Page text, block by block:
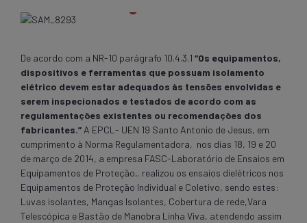
De acordo com a NR-10 parágrafo 10.4.3.1 “Os equipamentos,
dispositivos e ferramentas que possuam isolamento
elétrico devem estar adequados às tensões envolvidas e
serem inspecionados e testados de acordo com as
regulamentações existentes ou recomendações dos
fabricantes.” A EPCL- UEN 19 Santo Antonio de Jesus, em
cumprimento à Norma Regulamentadora, nos dias 18, 19 e 20
de março de 2014, a empresa FASC-Laboratório de Ensaios em
Equipamentos de Proteção,. realizou os ensaios dielétricos nos
Equipamentos de Proteção Individual e Coletivo, sendo estes:
Luvas isolantes, Mangas Isolantes, Cobertura de rede,Vara
Telescópica e Bastão de Manobra Linha Viva, atendendo assim